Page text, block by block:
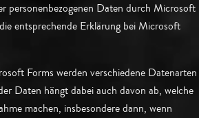
personenbezogenen Daten durch Microsoft
entsprechende Erklärung bei Microsoft
Forms werden verschiedene Datenarten
Daten hängt dabei auch davon ab, welche
machen, insbesondere dann, wenn